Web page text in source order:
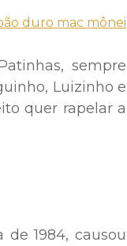
sempre
Luizinho e
quer rapelar a
1984, causou